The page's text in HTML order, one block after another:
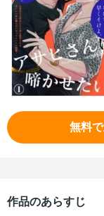
無料
作品のあらすじ